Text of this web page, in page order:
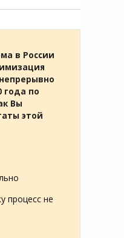
в России
года по
Вы
этой
процесс не